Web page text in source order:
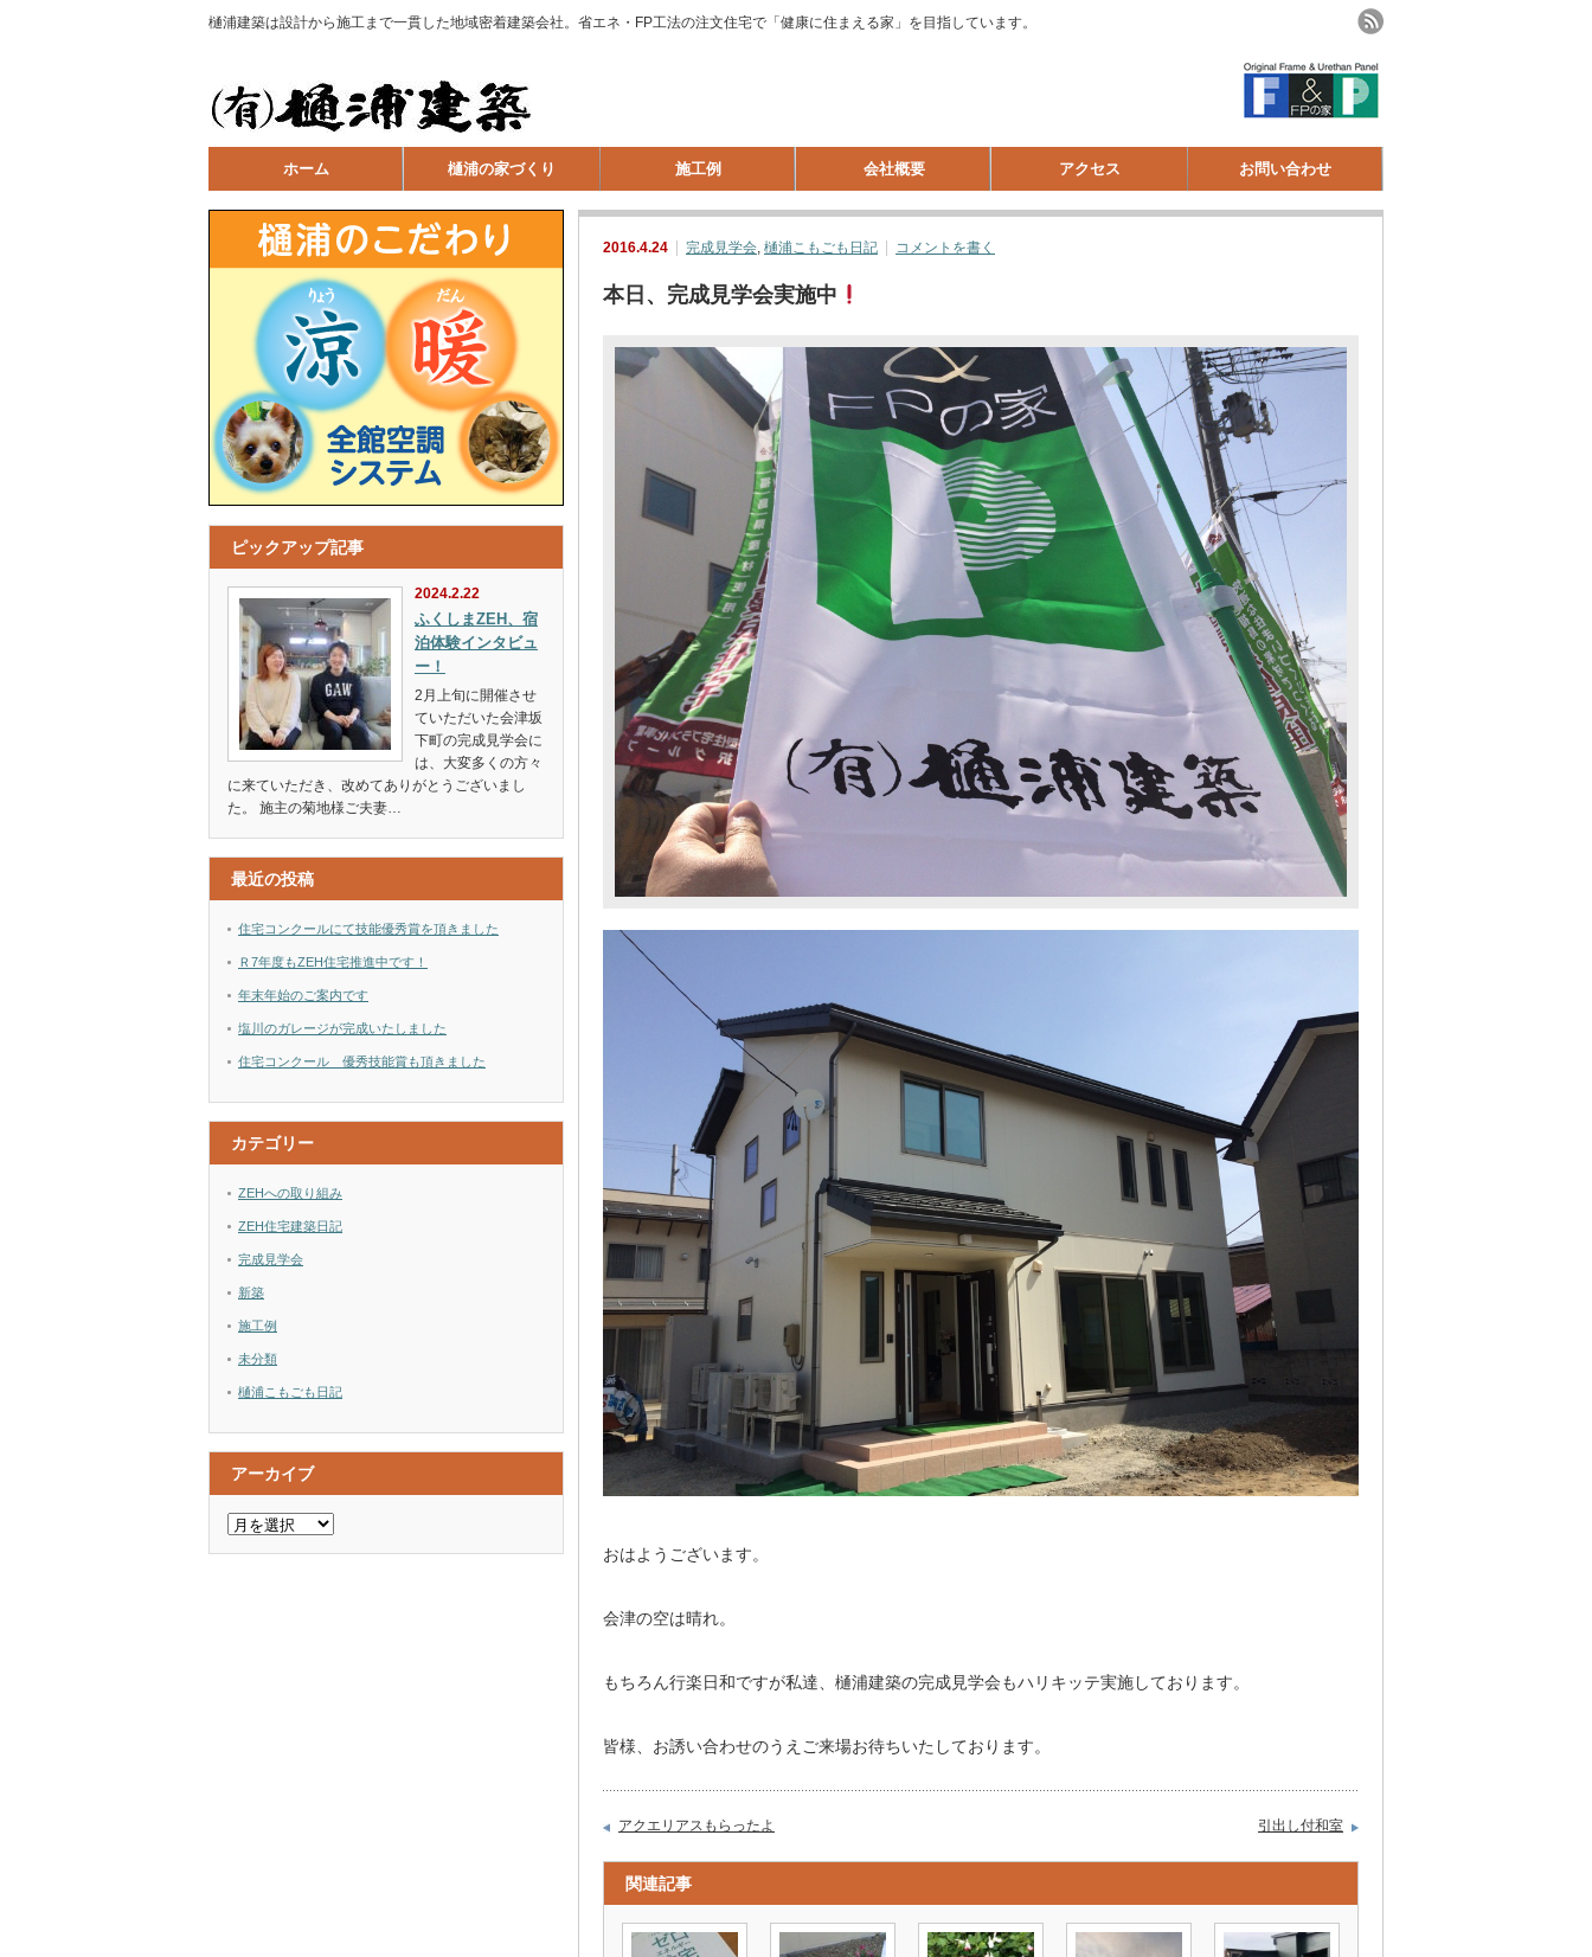
樋浦建築は設計から施工まで一貫した地域密着建築会社。省エネ・FP工法の注文住宅で「健康に住まえる家」を目指しています。
ホーム 樋浦の家づくり 施工例 会社概要 アクセス お問い合わせ
2016.4.24 完成見学会, 樋浦こもごも日記 コメントを書く
本日、完成見学会実施中
おはようございます。
会津の空は晴れ。
もちろん行楽日和ですが私達、樋浦建築の完成見学会もハリキッテ実施しております。
皆様、お誘い合わせのうえご来場お待ちいたしております。
アクエリアスもらったよ 引出し付和室
関連記事
ピックアップ記事
2024.2.22
ふくしまZEH、宿
泊体験インタビュ
ー！
2月上旬に開催させ
ていただいた会津坂
下町の完成見学会に
は、大変多くの方々
に来ていただき、改めてありがとうございまし
た。 施主の菊地様ご夫妻…
最近の投稿
住宅コンクールにて技能優秀賞を頂きました
Ｒ7年度もZEH住宅推進中です！
年末年始のご案内です
塩川のガレージが完成いたしました
住宅コンクール 優秀技能賞も頂きました
カテゴリー
ZEHへの取り組み
ZEH住宅建築日記
完成見学会
新築
施工例
未分類
樋浦こもごも日記
アーカイブ
ア
ー
カ